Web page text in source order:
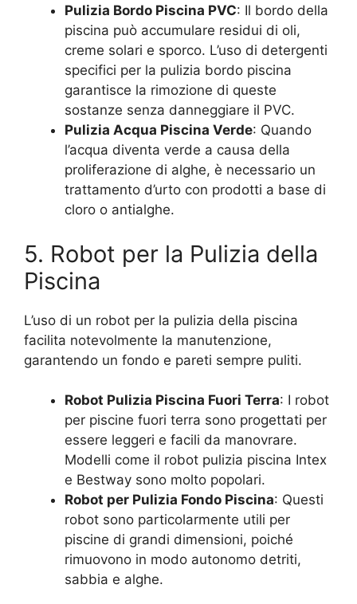
Pulizia Bordo Piscina PVC: Il bordo della
piscina può accumulare residui di oli,
creme solari e sporco. L’uso di detergenti
specifici per la pulizia bordo piscina
garantisce la rimozione di queste
sostanze senza danneggiare il PVC.
Pulizia Acqua Piscina Verde: Quando
l’acqua diventa verde a causa della
proliferazione di alghe, è necessario un
trattamento d’urto con prodotti a base di
cloro o antialghe.
5. Robot per la Pulizia della
Piscina
L’uso di un robot per la pulizia della piscina
facilita notevolmente la manutenzione,
garantendo un fondo e pareti sempre puliti.
Robot Pulizia Piscina Fuori Terra: I robot
per piscine fuori terra sono progettati per
essere leggeri e facili da manovrare.
Modelli come il robot pulizia piscina Intex
e Bestway sono molto popolari.
Robot per Pulizia Fondo Piscina: Questi
robot sono particolarmente utili per
piscine di grandi dimensioni, poiché
rimuovono in modo autonomo detriti,
sabbia e alghe.